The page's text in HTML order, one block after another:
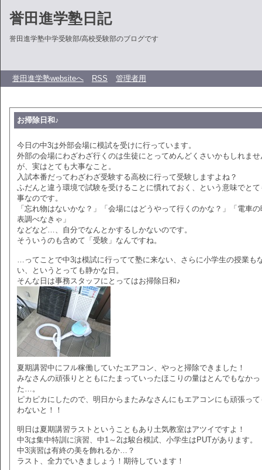
誉田進学塾日記
誉田進学塾中学受験部/高校受験部のブログです
誉田進学塾websiteへ RSS 管理者用
お掃除日和♪
今日の中3は外部会場に模試を受けに行っています。
外部の会場にわざわざ行くのは生徒にとってめんどくさいかもしれませ
が、実はとても大事なこと。
入試本番だってわざわざ受験する高校に行って受験しますよね？
ふだんと違う環境で試験を受けることに慣れておく、という意味でとて
事なのです。
「忘れ物はないかな？」「会場にはどうやって行くのかな？」「電車
表調べなきゃ」
などなど…、自分でなんとかするしかないのです。
そういうのも含めて「受験」なんですね。
…ってことで中3は模試に行ってて塾に来ない、さらに小学生の授業も
い、というとっても静かな日。
そんな日は事務スタッフにとってはお掃除日和♪
夏期講習中にフル稼働していたエアコン、やっと掃除できました！
みなさんの頑張りとともにたまっていったほこりの量はとんでもなかっ
た…。
ピカピカにしたので、明日からまたみなさんにもエアコンにも頑張って
わないと！！
明日は夏期講習ラストということもあり土気教室はアツイですよ！
中3は集中特訓に演習、中1～2は駿台模試、小学生はPUTがあります。
中3演習は有終の美を飾れるか…？
ラスト、全力でいきましょう！期待しています！